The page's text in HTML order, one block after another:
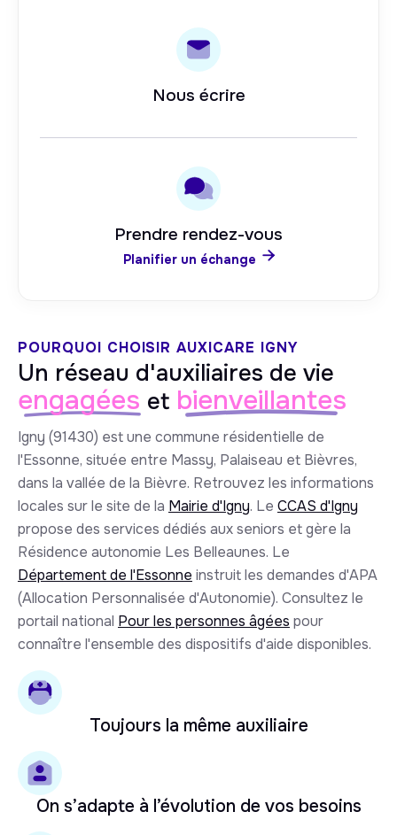
Nous écrire
Prendre rendez-vous
Planifier un échange 
POURQUOI CHOISIR AUXICARE IGNY
Un réseau d'auxiliaires de vie
engagées et bienveillantes
Igny (91430) est une commune résidentielle de
l'Essonne, située entre Massy, Palaiseau et Bièvres,
dans la vallée de la Bièvre. Retrouvez les informations
locales sur le site de la Mairie d'Igny. Le CCAS d'Igny
propose des services dédiés aux seniors et gère la
Résidence autonomie Les Belleaunes. Le
Département de l'Essonne instruit les demandes d'APA
(Allocation Personnalisée d'Autonomie). Consultez le
portail national Pour les personnes âgées pour
connaître l'ensemble des dispositifs d'aide disponibles.
Toujours la même auxiliaire
On s’adapte à l’évolution de vos besoins